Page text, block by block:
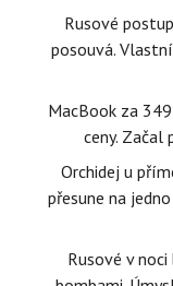
Rusové
posouvá.
MacBook za
ceny. Začal
Orchidej u
přesune na
Rusové v